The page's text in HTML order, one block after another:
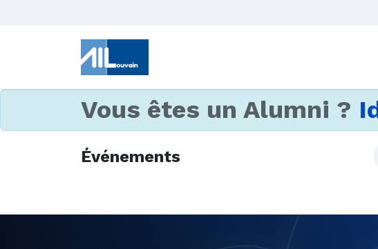
Vous êtes un Alumni ?
Événements